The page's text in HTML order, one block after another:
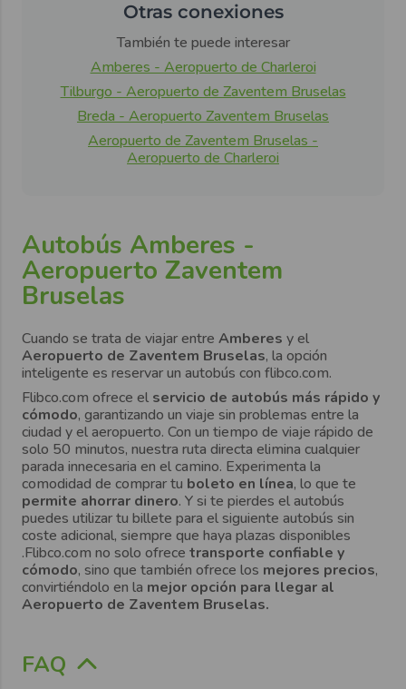
Autobús Amberes -
Aeropuerto Zaventem
Bruselas
Cuando se trata de viajar entre Amberes y el
Aeropuerto de Zaventem Bruselas, la opción
inteligente es reservar un autobús con flibco.com.
Flibco.com ofrece el servicio de autobús más rápido y
cómodo, garantizando un viaje sin problemas entre la
ciudad y el aeropuerto. Con un tiempo de viaje rápido de
solo 50 minutos, nuestra ruta directa elimina cualquier
parada innecesaria en el camino. Experimenta la
comodidad de comprar tu boleto en línea, lo que te
permite ahorrar dinero. Y si te pierdes el autobús
puedes utilizar tu billete para el siguiente autobús sin
coste adicional, siempre que haya plazas disponibles
.Flibco.com no solo ofrece transporte confiable y
cómodo, sino que también ofrece los mejores precios,
convirtiéndolo en la mejor opción para llegar al
Aeropuerto de Zaventem Bruselas.
FAQ
Otras conexiones
También te puede interesar
Amberes - Aeropuerto de Charleroi
Tilburgo - Aeropuerto de Zaventem Bruselas
Breda - Aeropuerto Zaventem Bruselas
Aeropuerto de Zaventem Bruselas -
Aeropuerto de Charleroi